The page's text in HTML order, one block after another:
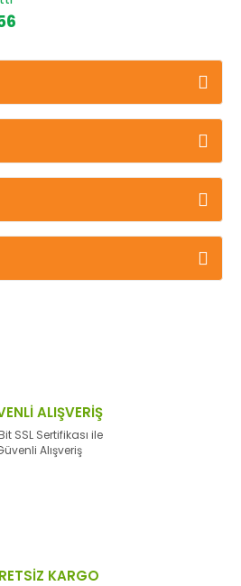
ALIŞVERİŞ
SSL Sertifikası ile
Alışveriş
KARGO